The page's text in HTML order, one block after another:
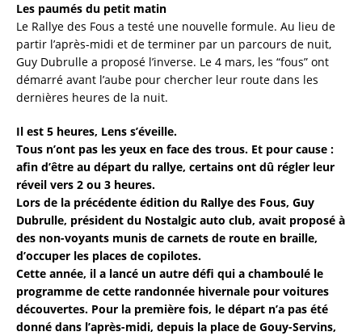
Les paumés du petit matin
Le Rallye des Fous a testé une nouvelle formule. Au lieu de
partir l’après-midi et de terminer par un parcours de nuit,
Guy Dubrulle a proposé l’inverse. Le 4 mars, les “fous” ont
démarré avant l’aube pour chercher leur route dans les
dernières heures de la nuit.
Il est 5 heures, Lens s’éveille.
Tous n’ont pas les yeux en face des trous. Et pour cause :
afin d’être au départ du rallye, certains ont dû régler leur
réveil vers 2 ou 3 heures.
Lors de la précédente édition du Rallye des Fous, Guy
Dubrulle, président du Nostalgic auto club, avait proposé à
des non-voyants munis de carnets de route en braille,
d’occuper les places de copilotes.
Cette année, il a lancé un autre défi qui a chamboulé le
programme de cette randonnée hivernale pour voitures
découvertes. Pour la première fois, le départ n’a pas été
donné dans l’après-midi, depuis la place de Gouy-Servins,